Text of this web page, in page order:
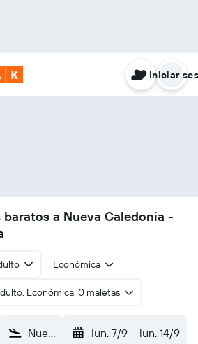
Iniciar
a Nueva Caledonia -
Económica
Económica, 0 maletas
Nueva Caledonia lun. 7/9 - lun. 14/9